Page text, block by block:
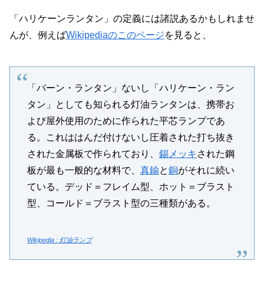
「ハリケーンランタン」の定義には諸説あるかもしれませ
んが、例えばWikipediaのこのページを見ると、
「バーン・ランタン」ないし「ハリケーン・ラン
タン」としても知られる灯油ランタンは、携帯お
よび屋外使用のために作られた平芯ランプであ
る。これははんだ付けないし圧着された打ち抜き
された金属板で作られており、 錫メッキ された鋼
板が最も一般的な材料で、 真鍮と銅がそれに続い
ている。デッド＝フレイム型、ホット＝ブラスト
型、コールド＝ブラスト型の三種類がある。
Wikipedia : 灯油ランプ